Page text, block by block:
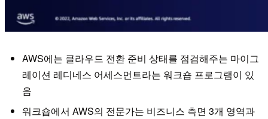
AWS에는 클라우드 전환 준비 상태를 점검해주는 마이그
레이션 레디네스 어세스먼트라는 워크숍 프로그램이 있
음
워크숍에서 AWS의 전문가는 비즈니스 측면 3개 영역과